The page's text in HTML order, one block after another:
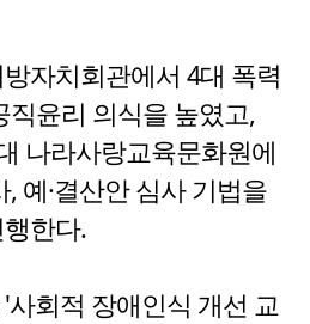
자치회관에서 4대 폭력
윤리 의식을 높였고,
나라사랑교육문화원에
, 예·결산안 심사 기법을
한다.
회적 장애인식 개선 교